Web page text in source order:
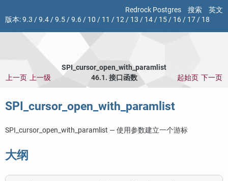
Redrock Postgres 搜索
英文
版本:9.3 /9.4/9.5/9.6/ 10 / 11 / 12/ 13 / 14/ 15/ 16/ 17/ 18
SPI_cursor_open_with_paramlist
上一页 上一级 46.1. 接口函数 起始页 下一页
SPI_cursor_open_with_paramlist
SPI_cursor_open_with_paramlist — 使用参数建立一个游标
大纲